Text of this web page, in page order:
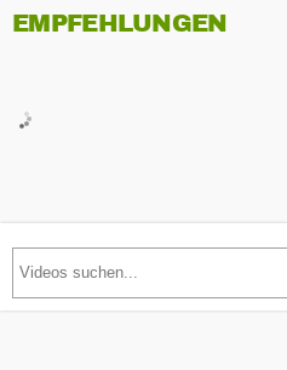
EMPFEHLUNGEN